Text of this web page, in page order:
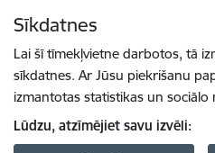
Sīkdatnes
Lai šī tīmekļvietne darbotos, tā
sīkdatnes. Ar Jūsu piekrišanu
izmantotas statistikas un sociālo
Lūdzu, atzīmējiet savu izvēli: